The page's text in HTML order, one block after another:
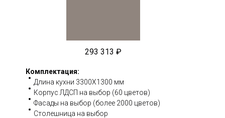
Комплектация:
Длина кухни 3300Х1300 мм
Корпус ЛДСП на выбор (60 цветов)
Фасады на выбор (более 2000 цветов)
Столешница на выбор
293 313 ₽